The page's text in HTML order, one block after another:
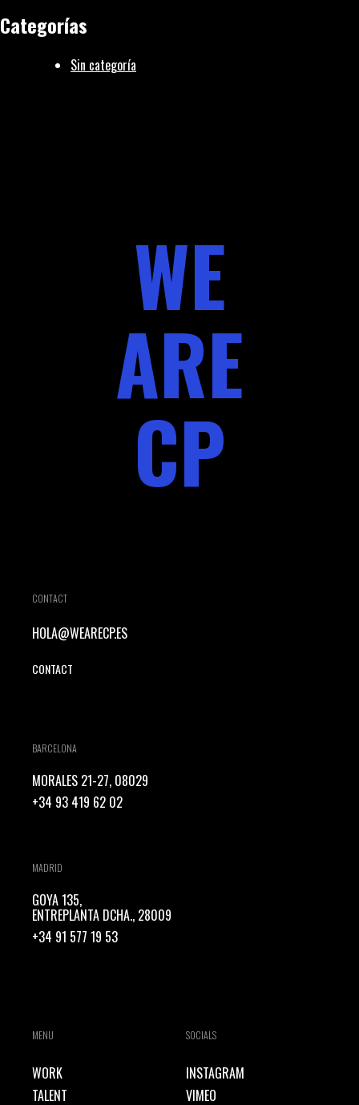
Categorías
Sin categoría
WE
ARE
CP
CONTACT
HOLA@WEARECP.ES
CONTACT
BARCELONA
MORALES 21-27, 08029
+34 93 419 62 02
MADRID
GOYA 135,
ENTREPLANTA DCHA., 28009
+34 91 577 19 53
MENU
WORK
TALENT
SOCIALS
INSTAGRAM
VIMEO